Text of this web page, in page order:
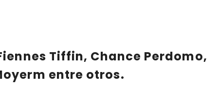
Tiffin, Chance Perdomo,
entre otros.